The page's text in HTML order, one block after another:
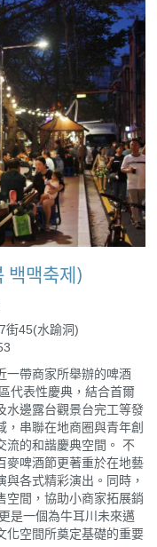
맥축제)
街45(水踰洞)
一帶商家所舉辦的啤酒
代表性慶典，結合首爾
水邊露台觀景台完工等發
串聯在地商圈與青年創
流的和諧慶典空間。 不
麥啤酒節更著重於在地藝
各式精彩演出。同時，
空間，協助小商家拓展銷
是一個為牛耳川未來邁
化空間所奠定基礎的重要